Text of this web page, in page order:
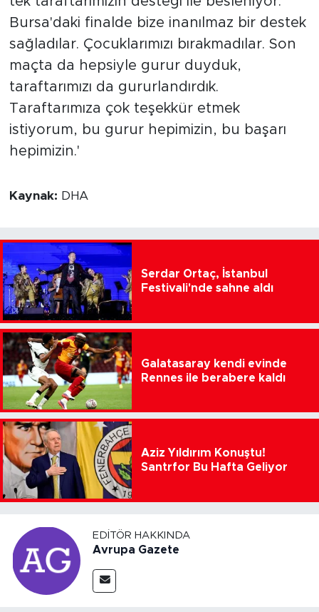
Bursa'daki finalde bize inanılmaz bir destek
sağladılar. Çocuklarımızı bırakmadılar. Son
maçta da hepsiyle gurur duyduk,
taraftarımızı da gururlandırdık.
Taraftarımıza çok teşekkür etmek
istiyorum, bu gurur hepimizin, bu başarı
hepimizin.'
Kaynak: DHA
Serdar Ortaç, İstanbul
Festivali'nde sahne aldı
Galatasaray kendi evinde
Rennes ile berabere kaldı
Aziz Yıldırım Konuştu!
Santrfor Bu Hafta Geliyor
EDITÖR HAKKINDA
Avrupa Gazete